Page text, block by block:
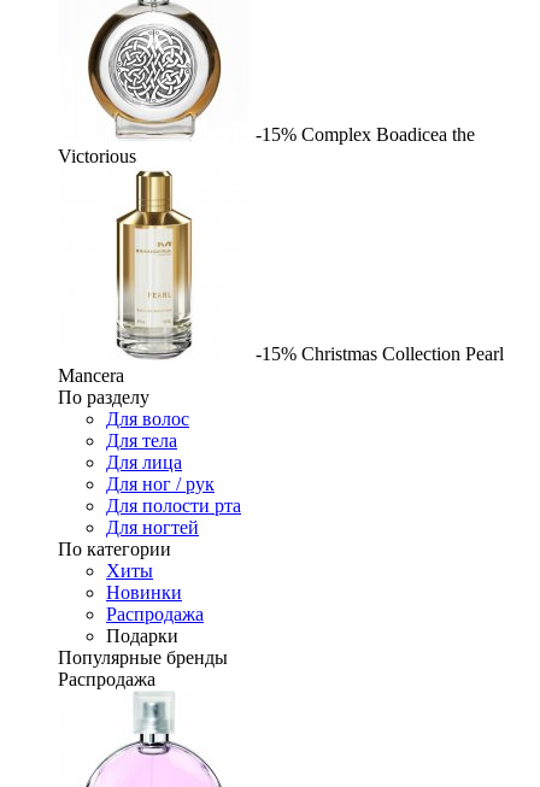
-15% Complex Boadicea the
Victorious
-15% Christmas Collection Pearl
Mancera
По разделу
Для волос
Для тела
Для лица
Для ног / рук
Для полости рта
Для ногтей
По категории
Хиты
Новинки
Распродажа
Подарки
Популярные бренды
Распродажа